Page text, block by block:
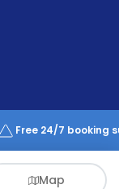
Free 24/7 booking
Map